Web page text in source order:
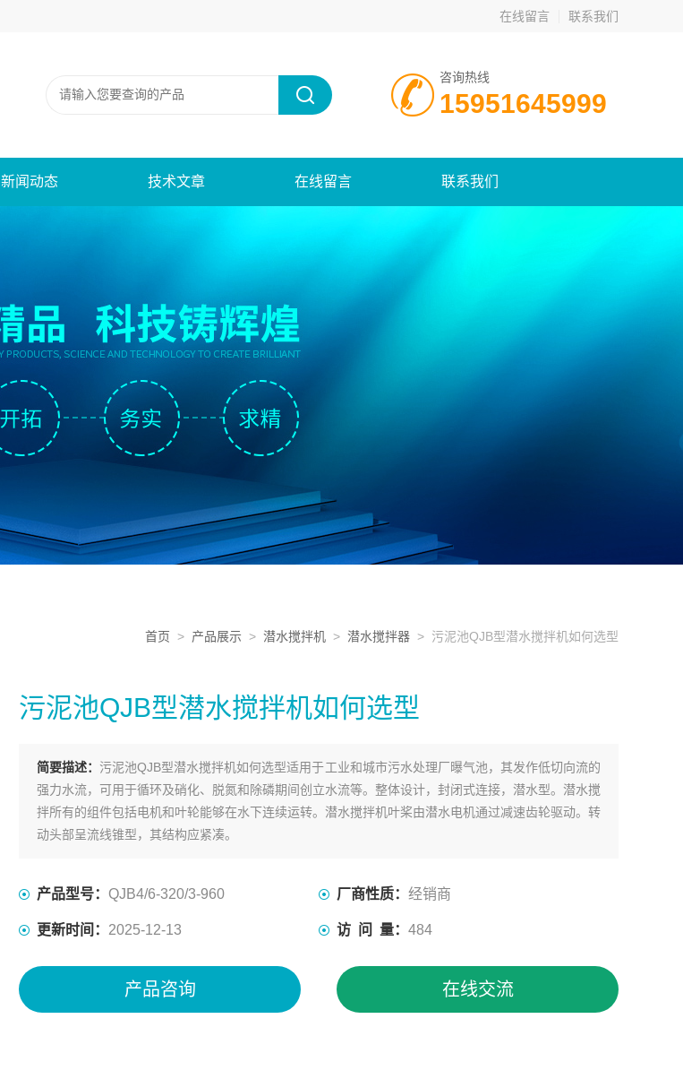
在线留言 联系我们
咨询热线
15951645999
新闻动态 技术文章 在线留言 联系我们
首页 > 产品展示 > 潜水搅拌机 > 潜水搅拌器 > 污泥池QJB型潜水搅拌机如何选型
污泥池QJB型潜水搅拌机如何选型
简要描述： 污泥池QJB型潜水搅拌机如何选型适用于工业和城市污水处理厂曝气池，其发作低切向流的
强力水流，可用于循环及硝化、脱氮和除磷期间创立水流等。整体设计，封闭式连接，潜水型。潜水搅
拌所有的组件包括电机和叶轮能够在水下连续运转。潜水搅拌机叶桨由潜水电机通过减速齿轮驱动。转
动头部呈流线锥型，其结构应紧凑。
产品型号： QJB4/6-320/3-960 厂商性质： 经销商
更新时间： 2025-12-13 访 问 量： 484
产品咨询 在线交流